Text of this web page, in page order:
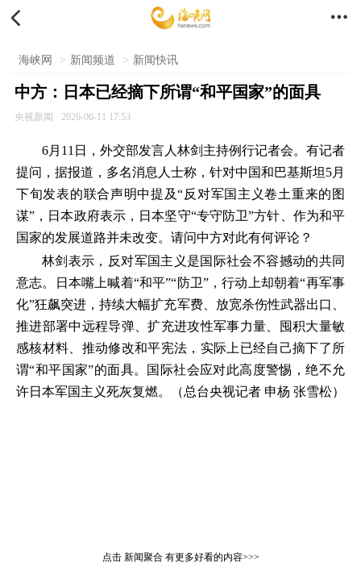
 
海峡网 > 新闻频道 > 新闻快讯
中方：日本已经摘下所谓“和平国家”的面具
央视新闻 2026-06-11 17:53
6月11日，外交部发言人林剑主持例行记者会。有记者
提问，据报道，多名消息人士称，针对中国和巴基斯坦5月
下旬发表的联合声明中提及“反对军国主义卷土重来的图
谋”，日本政府表示，日本坚守“专守防卫”方针、作为和平
国家的发展道路并未改变。请问中方对此有何评论？
林剑表示，反对军国主义是国际社会不容撼动的共同
意志。日本嘴上喊着“和平”“防卫”，行动上却朝着“再军事
化”狂飙突进，持续大幅扩充军费、放宽杀伤性武器出口、
推进部署中远程导弹、扩充进攻性军事力量、囤积大量敏
感核材料、推动修改和平宪法，实际上已经自己摘下了所
谓“和平国家”的面具。国际社会应对此高度警惕，绝不允
许日本军国主义死灰复燃。
（总台央视记者 申杨 张雪松）
点击 新闻聚合有更多好看的内容>>>